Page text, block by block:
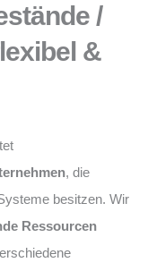
/
&
, die
besitzen. Wir
Ressourcen